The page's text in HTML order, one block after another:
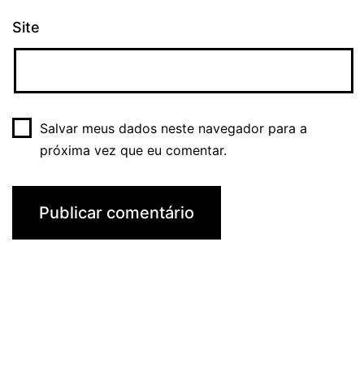
Site
Salvar meus dados neste navegador para a
próxima vez que eu comentar.